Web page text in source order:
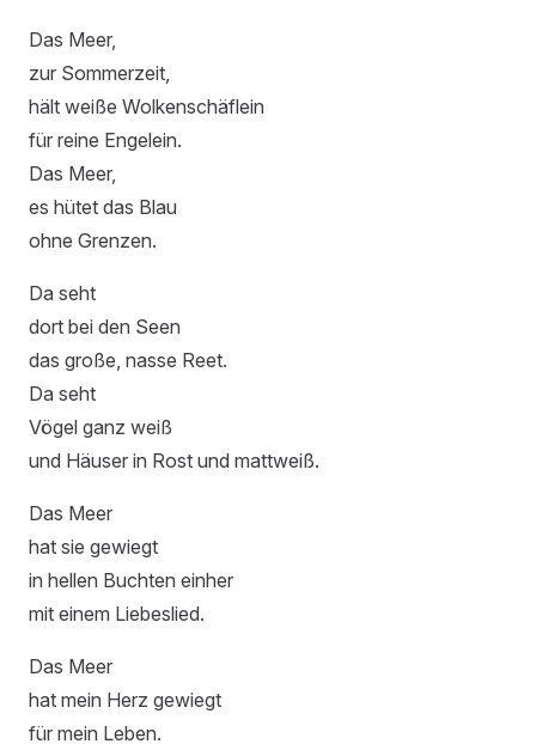
Das Meer,
zur Sommerzeit,
hält weiße Wolkenschäflein
für reine Engelein.
Das Meer,
es hütet das Blau
ohne Grenzen.
Da seht
dort bei den Seen
das große, nasse Reet.
Da seht
Vögel ganz weiß
und Häuser in Rost und mattweiß.
Das Meer
hat sie gewiegt
in hellen Buchten einher
mit einem Liebeslied.
Das Meer
hat mein Herz gewiegt
für mein Leben.